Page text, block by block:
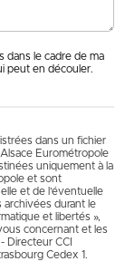
dans le cadre de ma
peut en découler.
dans un fichier
Eurométropole
uniquement à la
et sont
et de l’éventuelle
archivées durant le
et libertés »,
concernant et les
Directeur CCI
Cedex 1.